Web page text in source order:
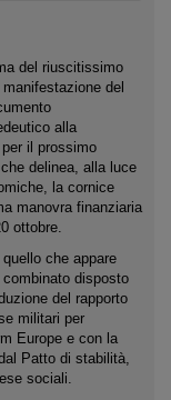
del riuscitissimo
del
alla
il prossimo
delinea, alla luce
la cornice
manovra finanziaria
ottobre.
che appare
disposto
del rapporto
militari per
Europe e con la
Patto di stabilità,
sociali.